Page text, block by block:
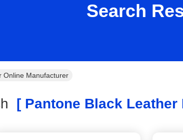
Search
Online Manufacturer
[ Pantone Black Leather